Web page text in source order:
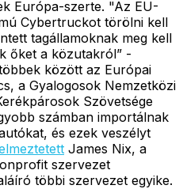
Európa-szerte. "Az EU-
Cybertruckot törölni kell
tagállamoknak meg kell
őket a közutakról” -
között az Európai
a Gyalogosok Nemzetközi
Szövetsége
számban importálnak
és ezek veszélyt
James Nix, a
szervezet
többi szervezet egyike.